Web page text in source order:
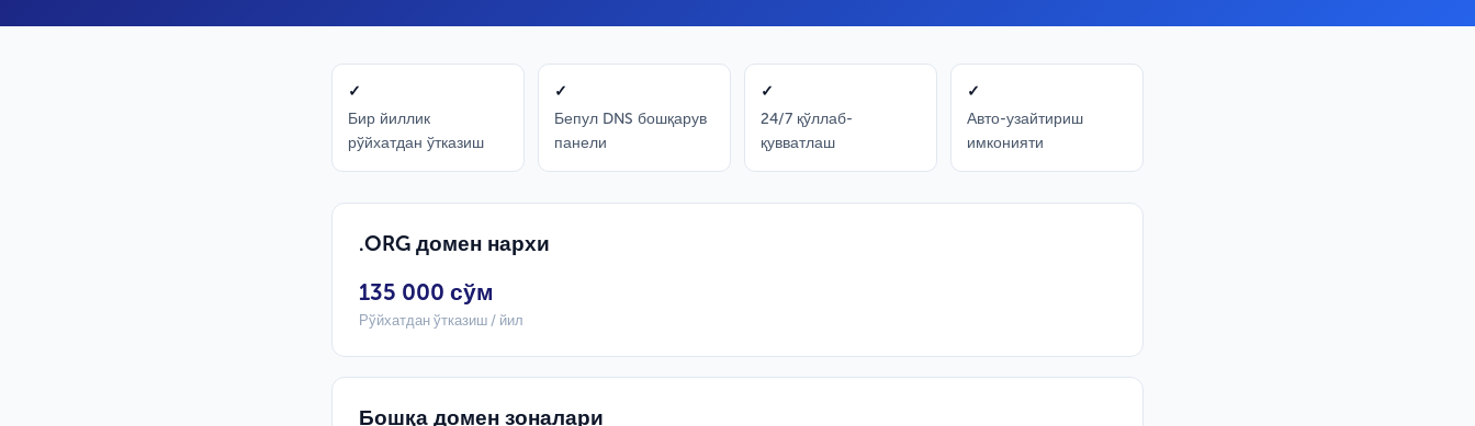
✓
Бир йиллик
рўйхатдан ўтказиш
✓
Бепул DNS бошқарув
панели
✓
24/7 қўллаб-
қувватлаш
✓
Авто-узайтириш
имконияти
.ORG домен нархи
135 000 сўм
Рўйхатдан ўтказиш / йил
Бошқа домен зоналари